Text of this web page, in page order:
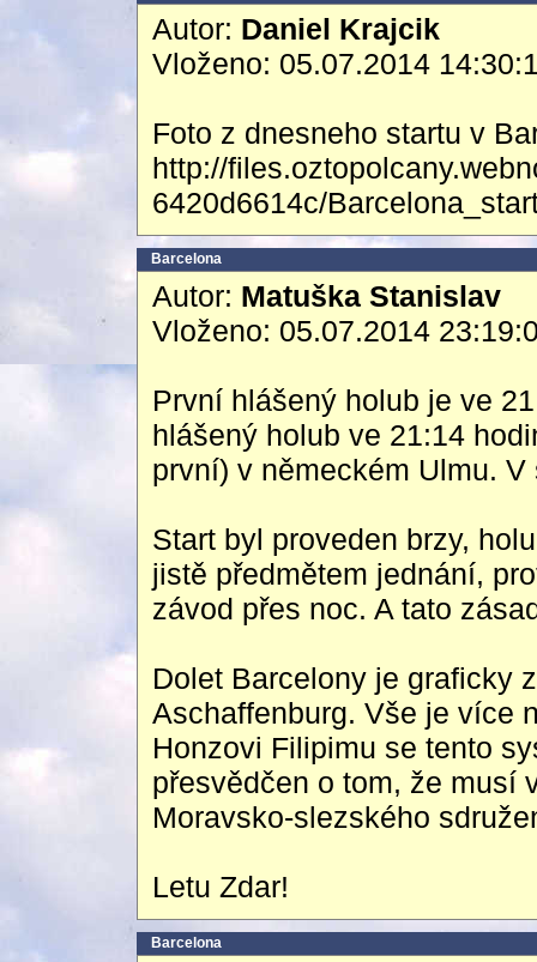
Autor: Daniel Krajcik
Vloženo: 05.07.2014
Foto z dnesneho startu v
http://
6420d6614c/
Barcelona
Autor: Matuška Stanislav
Vloženo: 05.07.2014
První hlášený holub je ve
hlášený holub ve 21:14
první) v německém Ulmu.
Start byl proveden brzy,
jistě předmětem jednání,
závod přes noc. A tato
Dolet Barcelony je graficky
Aschaffenburg. Vše je více
Honzovi Filipimu se tento
přesvědčen o tom, že musí
Moravsko-slezského
Letu Zdar!
Barcelona